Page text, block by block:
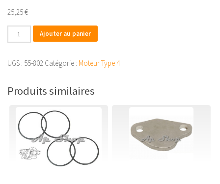
25,25€
quantité
de
CYLINDRE
0.030
Ajouter au panier
UGS : 55-802 Catégorie : Moteur Type 4
Produits similaires